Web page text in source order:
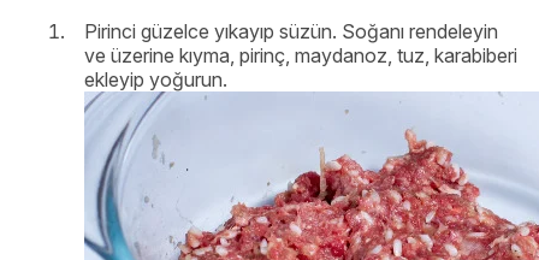
Pirinci güzelce yıkayıp süzün. Soğanı rendeleyin
ve üzerine kıyma, pirinç, maydanoz, tuz, karabiberi
ekleyip yoğurun.